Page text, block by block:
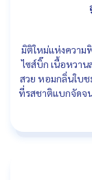
มิติใหม่แห่งความ
ไซส์บิ๊ก เนื้อหวาน
สวย หอมกลิ่นใบ
ที่รสชาติแบกจัดจ